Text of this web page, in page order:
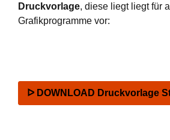
Druckvorlage, diese liegt liegt für
Grafikprogramme vor:
ᐅ DOWNLOAD Druckvorlage